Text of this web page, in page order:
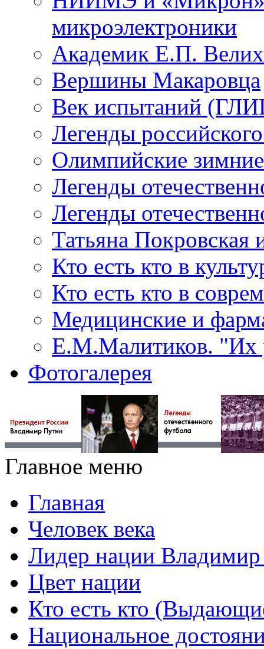
микроэлектроники
Академик Е.П.
Вершины Макаровца
Век испытаний
Легенды
Олимпийские
Легенды
Легенды
Татьяна Покровская
Кто есть кто в
Кто есть кто в
Медицинские и
Е.М.Малитиков. "Их
Фотогалерея
Главное меню
Главная
Человек века
Лидер нации
Цвет нации
Кто есть кто
Национальное